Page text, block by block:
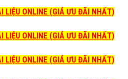
LIỆU ONLINE (GIÁ ƯU ĐÃI NHẤT)
LIỆU ONLINE (GIÁ ƯU ĐÃI NHẤT)
LIỆU ONLINE (GIÁ ƯU ĐÃI NHẤT)